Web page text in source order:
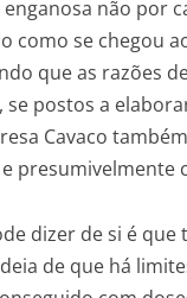
não por
se chegou
que as razões
postos a
Cavaco
presumivelmente
dizer de si é
de que há